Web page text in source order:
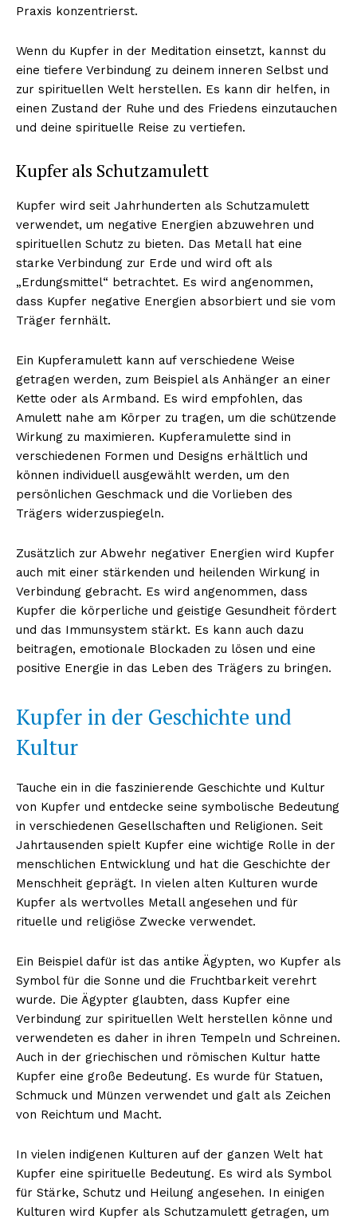
Erhalte unseren
kostenlosen Newsletter
Praxis konzentrierst.
Wenn du Kupfer in der Meditation einsetzt, kannst du
eine tiefere Verbindung zu deinem inneren Selbst und
zur spirituellen Welt herstellen. Es kann dir helfen, in
einen Zustand der Ruhe und des Friedens einzutauchen
und deine spirituelle Reise zu vertiefen.
Kupfer als Schutzamulett
Kupfer wird seit Jahrhunderten als Schutzamulett
verwendet, um negative Energien abzuwehren und
spirituellen Schutz zu bieten. Das Metall hat eine
starke Verbindung zur Erde und wird oft als
„Erdungsmittel“ betrachtet. Es wird angenommen,
dass Kupfer negative Energien absorbiert und sie vom
Träger fernhält.
Ein Kupferamulett kann auf verschiedene Weise
getragen werden, zum Beispiel als Anhänger an einer
Kette oder als Armband. Es wird empfohlen, das
Amulett nahe am Körper zu tragen, um die schützende
Wirkung zu maximieren. Kupferamulette sind in
verschiedenen Formen und Designs erhältlich und
können individuell ausgewählt werden, um den
persönlichen Geschmack und die Vorlieben des
Trägers widerzuspiegeln.
Zusätzlich zur Abwehr negativer Energien wird Kupfer
auch mit einer stärkenden und heilenden Wirkung in
Verbindung gebracht. Es wird angenommen, dass
Kupfer die körperliche und geistige Gesundheit fördert
und das Immunsystem stärkt. Es kann auch dazu
beitragen, emotionale Blockaden zu lösen und eine
positive Energie in das Leben des Trägers zu bringen.
Kupfer in der Geschichte und
Kultur
Tauche ein in die faszinierende Geschichte und Kultur
von Kupfer und entdecke seine symbolische Bedeutung
in verschiedenen Gesellschaften und Religionen. Seit
Jahrtausenden spielt Kupfer eine wichtige Rolle in der
menschlichen Entwicklung und hat die Geschichte der
Menschheit geprägt. In vielen alten Kulturen wurde
Kupfer als wertvolles Metall angesehen und für
rituelle und religiöse Zwecke verwendet.
Ein Beispiel dafür ist das antike Ägypten, wo Kupfer als
Symbol für die Sonne und die Fruchtbarkeit verehrt
wurde. Die Ägypter glaubten, dass Kupfer eine
Verbindung zur spirituellen Welt herstellen könne und
verwendeten es daher in ihren Tempeln und Schreinen.
Auch in der griechischen und römischen Kultur hatte
Kupfer eine große Bedeutung. Es wurde für Statuen,
Schmuck und Münzen verwendet und galt als Zeichen
von Reichtum und Macht.
In vielen indigenen Kulturen auf der ganzen Welt hat
Kupfer eine spirituelle Bedeutung. Es wird als Symbol
für Stärke, Schutz und Heilung angesehen. In einigen
Kulturen wird Kupfer als Schutzamulett getragen, um